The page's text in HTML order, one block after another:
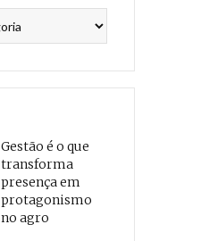
Gestão é o que
transforma
presença em
protagonismo
no agro